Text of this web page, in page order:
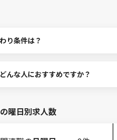
り条件は？
んな人におすすめですか？
曜日別求人数